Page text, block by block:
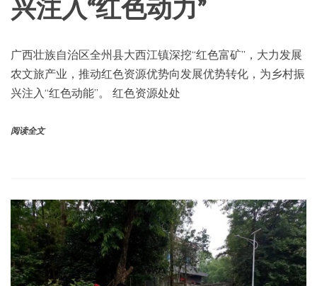
兴注入“红色动力”
广西壮族自治区全州县大西江镇深挖“红色富矿”，大力发展
农文旅产业，推动红色资源优势向发展优势转化，为乡村振
兴注入“红色动能”。 红色资源处处
阅读全文